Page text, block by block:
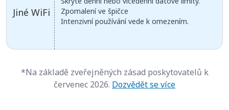
Jiné WiFi
Zpomalení ve špičce
Intenzivní používání vede k omezením.
*Na základě zveřejněných zásad poskytovatelů k
červenec 2026. Dozvědět se více